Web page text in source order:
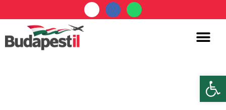
פתח סרגל נגישות